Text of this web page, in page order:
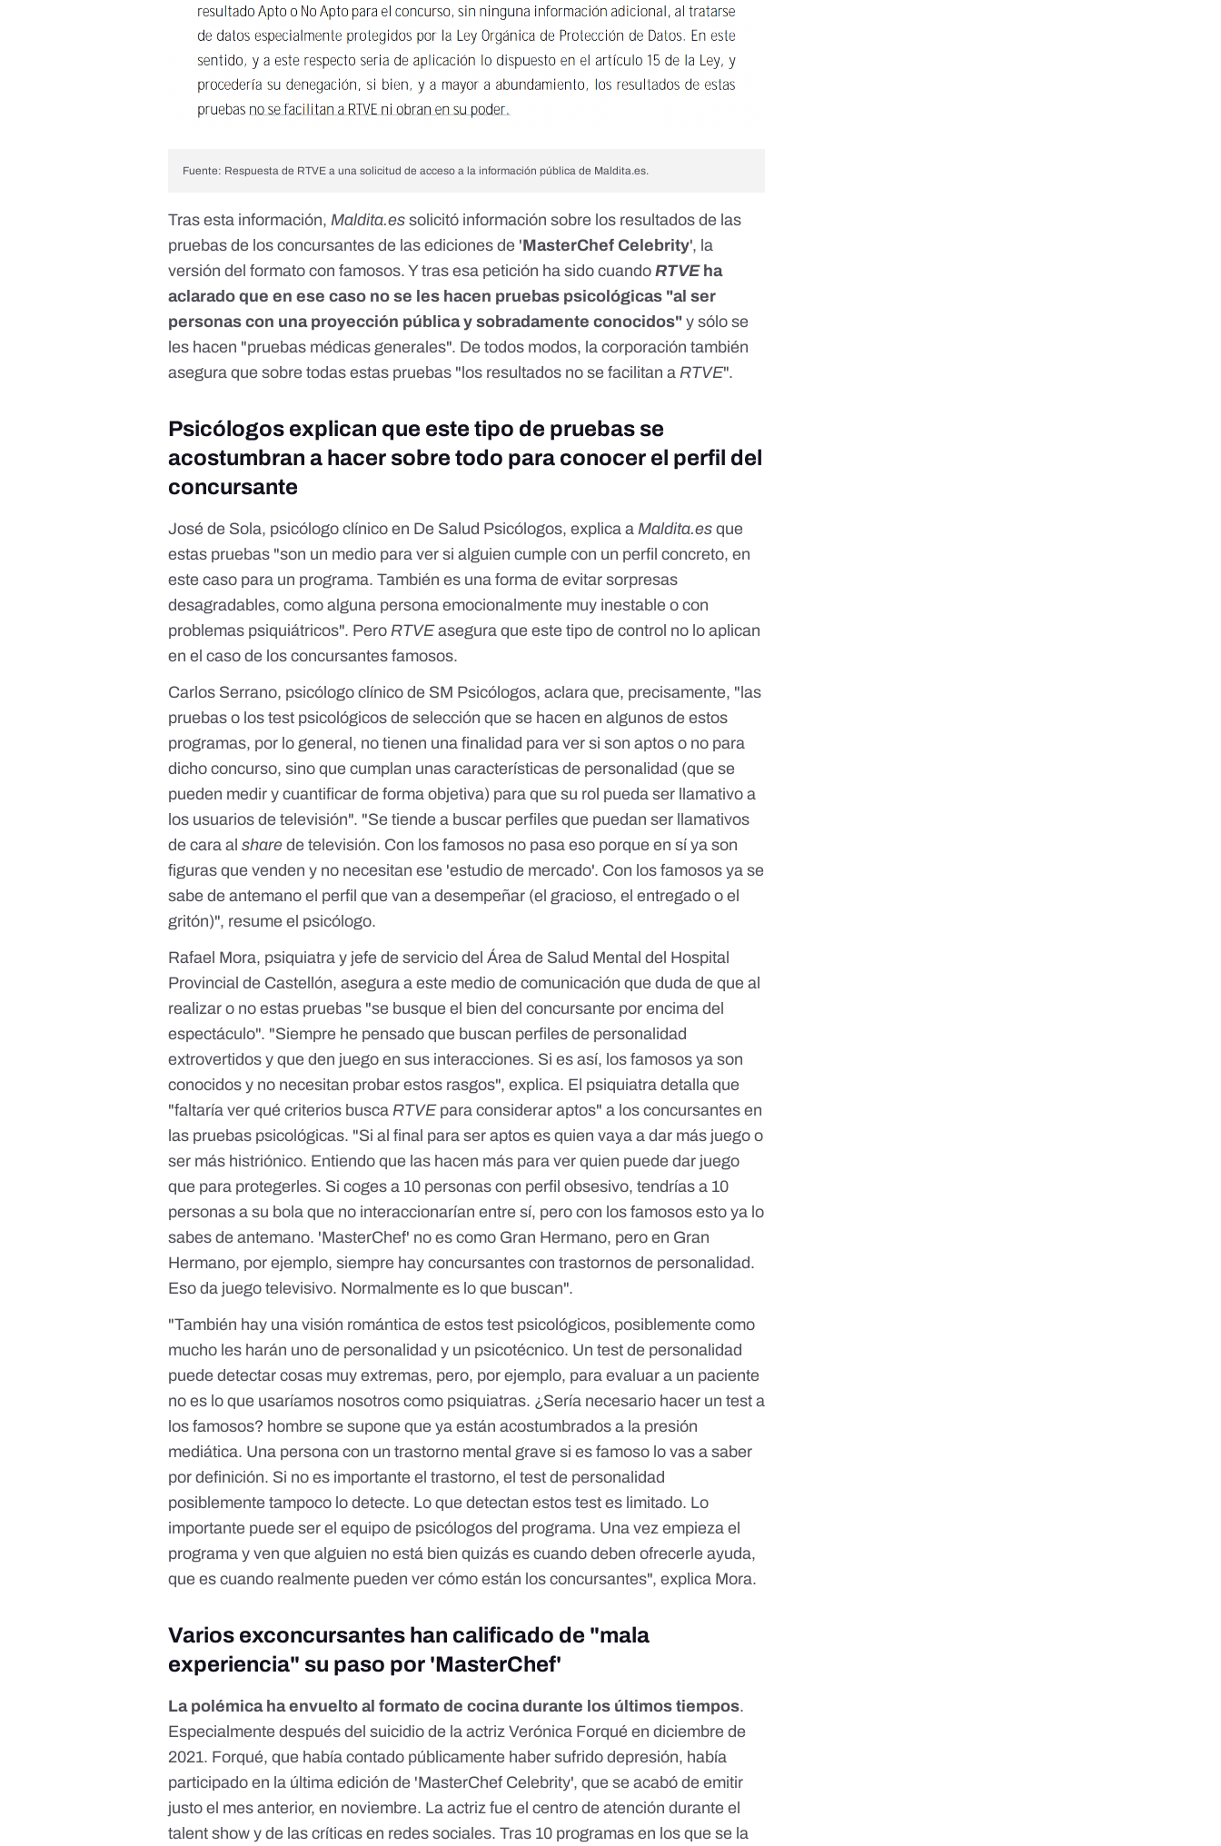
Fuente: Respuesta de RTVE a una solicitud de acceso a la información pública de Maldita.es.
Tras esta información, Maldita.es solicitó información sobre los resultados de las
pruebas de los concursantes de las ediciones de 'MasterChef Celebrity', la
versión del formato con famosos. Y tras esa petición ha sido cuandoRTVEha
aclarado que en ese caso no se les hacen pruebas psicológicas "al ser
personas con una proyección pública y sobradamente conocidos" y sólo se
les hacen "pruebas médicas generales". De todos modos, la corporación también
asegura que sobre todas estas pruebas "los resultados no se facilitan a RTVE".
Psicólogos explican que este tipo de pruebas se
acostumbran a hacer sobre todo para conocer el perfil del
concursante
José de Sola, psicólogo clínico en De Salud Psicólogos, explica a Maldita.es que
estas pruebas "son un medio para ver si alguien cumple con un perfil concreto, en
este caso para un programa. También es una forma de evitar sorpresas
desagradables, como alguna persona emocionalmente muy inestable o con
problemas psiquiátricos". Pero RTVEasegura que este tipo de control no lo aplican
en el caso de los concursantes famosos.
Carlos Serrano, psicólogo clínico de SM Psicólogos, aclara que, precisamente, "las
pruebas o los test psicológicos de selección que se hacen en algunos de estos
programas, por lo general, no tienen una finalidad para ver si son aptos o no para
dicho concurso, sino que cumplan unas características de personalidad (que se
pueden medir y cuantificar de forma objetiva) para que su rol pueda ser llamativo a
los usuarios de televisión". "Se tiende a buscar perfiles que puedan ser llamativos
de cara alshare de televisión. Con los famosos no pasa eso porque en sí ya son
figuras que venden y no necesitan ese 'estudio de mercado'. Con los famosos ya se
sabe de antemano el perfil que van a desempeñar (el gracioso, el entregado o el
gritón)", resume el psicólogo.
Rafael Mora, psiquiatra y jefe de servicio del Área de Salud Mental del Hospital
Provincial de Castellón, asegura a este medio de comunicación que duda de que al
realizar o no estas pruebas "se busque el bien del concursante por encima del
espectáculo". "Siempre he pensado que buscan perfiles de personalidad
extrovertidos y que den juego en sus interacciones. Si es así, los famosos ya son
conocidos y no necesitan probar estos rasgos", explica. El psiquiatra detalla que
"faltaría ver qué criterios busca RTVEpara considerar aptos" a los concursantes en
las pruebas psicológicas. "Si al final para ser aptos es quien vaya a dar más juego o
ser más histriónico. Entiendo que las hacen más para ver quien puede dar juego
que para protegerles. Si coges a 10 personas con perfil obsesivo, tendrías a 10
personas a su bola que no interaccionarían entre sí, pero con los famosos esto ya lo
sabes de antemano. 'MasterChef' no es como Gran Hermano, pero en Gran
Hermano, por ejemplo, siempre hay concursantes con trastornos de personalidad.
Eso da juego televisivo. Normalmente es lo que buscan".
"También hay una visión romántica de estos test psicológicos, posiblemente como
mucho les harán uno de personalidad y un psicotécnico. Un test de personalidad
puede detectar cosas muy extremas, pero, por ejemplo, para evaluar a un paciente
no es lo que usaríamos nosotros como psiquiatras. ¿Sería necesario hacer un test a
los famosos? hombre se supone que ya están acostumbrados a la presión
mediática. Una persona con un trastorno mental grave si es famoso lo vas a saber
por definición. Si no es importante el trastorno, el test de personalidad
posiblemente tampoco lo detecte. Lo que detectan estos test es limitado. Lo
importante puede ser el equipo de psicólogos del programa. Una vez empieza el
programa y ven que alguien no está bien quizás es cuando deben ofrecerle ayuda,
que es cuando realmente pueden ver cómo están los concursantes", explica Mora.
Varios exconcursantes han calificado de "mala
experiencia" su paso por 'MasterChef'
La polémica ha envuelto al formato de cocina durante los últimos tiempos.
Especialmente después del suicidio de la actriz Verónica Forqué en diciembre de
2021. Forqué, que había contado públicamente haber sufrido depresión, había
participado en la última edición de 'MasterChef Celebrity', que se acabó de emitir
justo el mes anterior, en noviembre. La actriz fue el centro de atención durante el
talent show y de las críticas en redes sociales. Tras 10 programas en los que se la